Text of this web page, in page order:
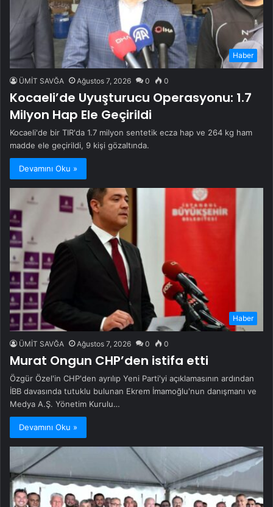
Haber
ÜMİT SAVĞA Ağustos 7, 2026 0 0
Kocaeli’de Uyuşturucu Operasyonu: 1.7
Milyon Hap Ele Geçirildi
Kocaeli'de bir TIR'da 1.7 milyon sentetik ecza hap ve 264 kg ham
madde ele geçirildi, 9 kişi gözaltında.
Devamını Oku »
Haber
ÜMİT SAVĞA Ağustos 7, 2026 0 0
Murat Ongun CHP’den istifa etti
Özgür Özel'in CHP'den ayrılıp Yeni Parti'yi açıklamasının ardından
İBB davasında tutuklu bulunan Ekrem İmamoğlu'nun danışmanı ve
Medya A.Ş. Yönetim Kurulu…
Devamını Oku »